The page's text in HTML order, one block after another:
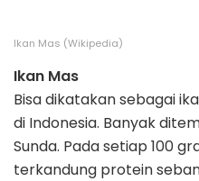
Ikan Mas (Wikipedia)
Ikan Mas
Bisa dikatakan sebagai
di Indonesia. Banyak
Sunda. Pada setiap 100
terkandung protein